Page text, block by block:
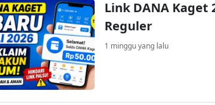
Link DANA Kaget
Reguler
1 minggu yang lalu